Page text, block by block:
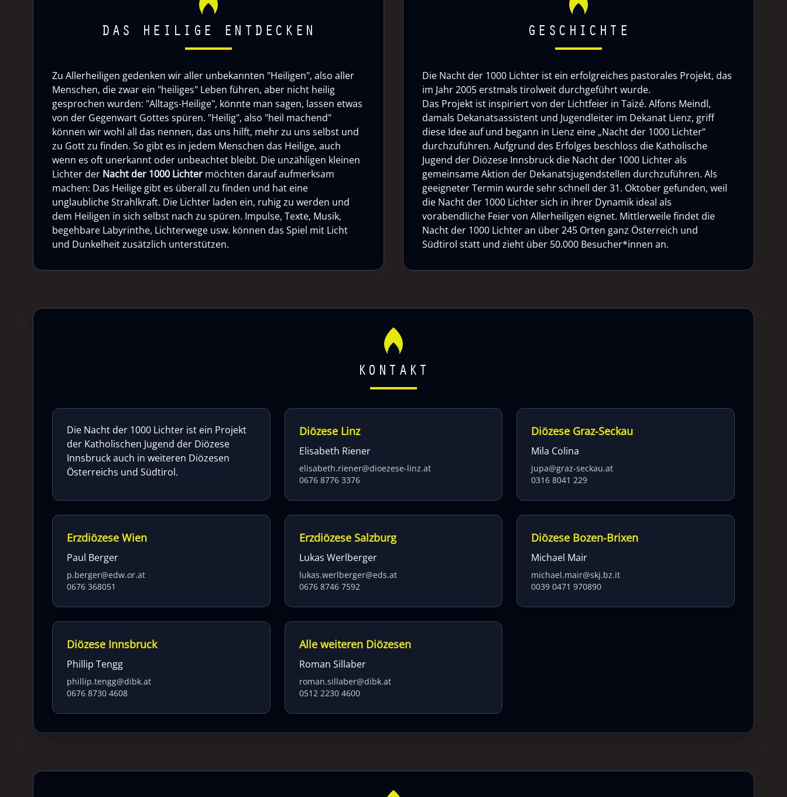
DAS HEILIGE ENTDECKEN
Zu Allerheiligen gedenken wir aller unbekannten "Heiligen", also aller
Menschen, die zwar ein "heiliges" Leben führen, aber nicht heilig
gesprochen wurden: "Alltags-Heilige", könnte man sagen, lassen etwas
von der Gegenwart Gottes spüren. "Heilig", also "heil machend"
können wir wohl all das nennen, das uns hilft, mehr zu uns selbst und
zu Gott zu finden. So gibt es in jedem Menschen das Heilige, auch
wenn es oft unerkannt oder unbeachtet bleibt. Die unzähligen kleinen
Lichter der Nacht der 1000 Lichter möchten darauf aufmerksam
machen: Das Heilige gibt es überall zu finden und hat eine
unglaubliche Strahlkraft. Die Lichter laden ein, ruhig zu werden und
dem Heiligen in sich selbst nach zu spüren. Impulse, Texte, Musik,
begehbare Labyrinthe, Lichterwege usw. können das Spiel mit Licht
und Dunkelheit zusätzlich unterstützen.
GESCHICHTE
Die Nacht der 1000 Lichter ist ein erfolgreiches pastorales Projekt, das
im Jahr 2005 erstmals tirolweit durchgeführt wurde.
Das Projekt ist inspiriert von der Lichtfeier in Taizé. Alfons Meindl,
damals Dekanatsassistent und Jugendleiter im Dekanat Lienz, griff
diese Idee auf und begann in Lienz eine „Nacht der 1000 Lichter“
durchzuführen. Aufgrund des Erfolges beschloss die Katholische
Jugend der Diözese Innsbruck die Nacht der 1000 Lichter als
gemeinsame Aktion der Dekanatsjugendstellen durchzuführen. Als
geeigneter Termin wurde sehr schnell der 31. Oktober gefunden, weil
die Nacht der 1000 Lichter sich in ihrer Dynamik ideal als
vorabendliche Feier von Allerheiligen eignet. Mittlerweile findet die
Nacht der 1000 Lichter an über 245 Orten ganz Österreich und
Südtirol statt und zieht über 50.000 Besucher*innen an.
KONTAKT
Die Nacht der 1000 Lichter ist ein Projekt
der Katholischen Jugend der Diözese
Innsbruck auch in weiteren Diözesen
Österreichs und Südtirol.
Diözese Linz
Elisabeth Riener
elisabeth.riener@dioezese-linz.at
0676 8776 3376
Diözese Graz-Seckau
Mila Colina
jupa@graz-seckau.at
0316 8041 229
Erzdiözese Wien
Paul Berger
p.berger@edw.or.at
0676 368051
Erzdiözese Salzburg
Lukas Werlberger
lukas.werlberger@eds.at
0676 8746 7592
Diözese Bozen-Brixen
Michael Mair
michael.mair@skj.bz.it
0039 0471 970890
Diözese Innsbruck
Phillip Tengg
phillip.tengg@dibk.at
0676 8730 4608
Alle weiteren Diözesen
Roman Sillaber
roman.sillaber@dibk.at
0512 2230 4600